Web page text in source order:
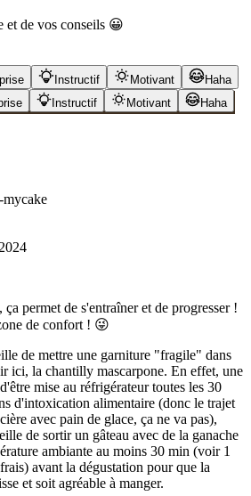
et de vos conseils 😀
Instructif Motivant
Haha
Instructif Motivant
Haha
mycake
permet de s'entraîner et de progresser !
de confort ! 😜
de mettre une garniture "fragile" dans
ici, la chantilly mascarpone. En effet, une
mise au réfrigérateur toutes les 30
d'intoxication alimentaire (donc le trajet
avec pain de glace, ça ne va pas),
de sortir un gâteau avec de la ganache
ambiante au moins 30 min (voir 1
avant la dégustation pour que la
et soit agréable à manger.